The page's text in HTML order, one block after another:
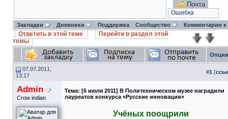
Почта
Ошибка
Закладки Дневники Поддержка Сообщество Комментарии
Ответить в этой теме
Перейти в раздел этой
темы
07.07.2011,
13:17
#1 (
Admin
Crow indian
Тема: [6 июля 2011] В Политехническом музее наградили
лауреатов конкурса «Русские инновации»
Учёных поощрили